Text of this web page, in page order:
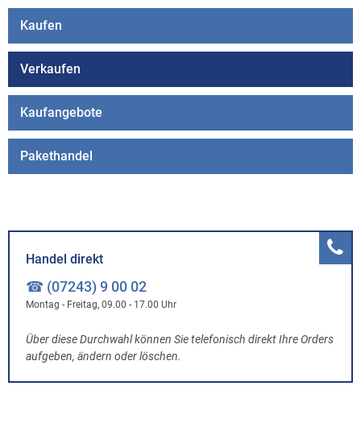
Kaufen
Verkaufen
Kaufangebote
Pakethandel
Handel direkt
☎ (07243) 9 00 02
Montag - Freitag, 09.00 - 17.00 Uhr
Über diese Durchwahl können Sie telefonisch direkt Ihre Orders
aufgeben, ändern oder löschen.